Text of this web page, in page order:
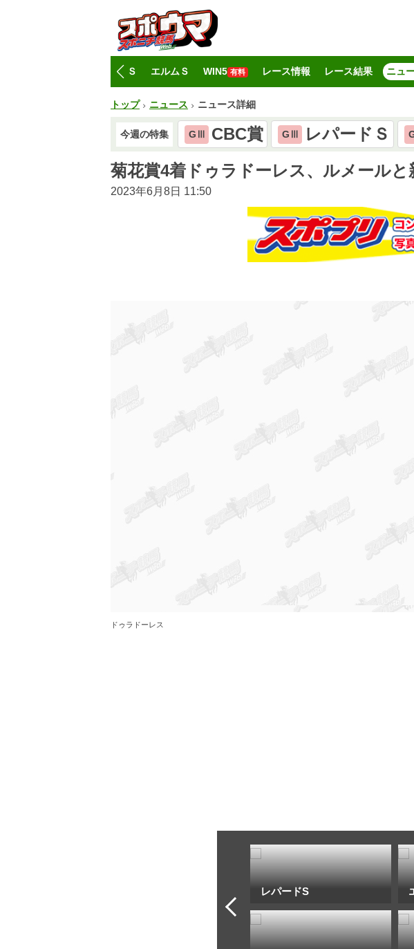
レパードＳ エルムＳ WIN5 有料 レース情報 レース結果 ニュ
トップ ニュース ニュース詳細
今週の特集 GⅢ CBC賞 GⅢ レパードＳ
菊花賞4着ドゥラドーレス、ルメール
2023年6月8日 11:50
ドゥラドーレス
レパードS